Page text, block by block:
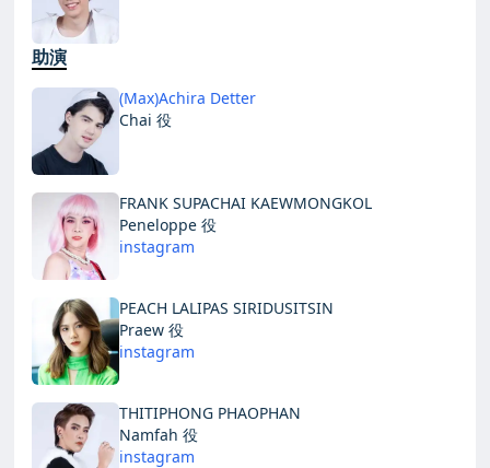
助演
(Max)Achira Detter
Chai 役
FRANK SUPACHAI KAEWMONGKOL
Peneloppe 役
instagram
PEACH LALIPAS SIRIDUSITSIN
Praew 役
instagram
THITIPHONG PHAOPHAN
Namfah 役
instagram